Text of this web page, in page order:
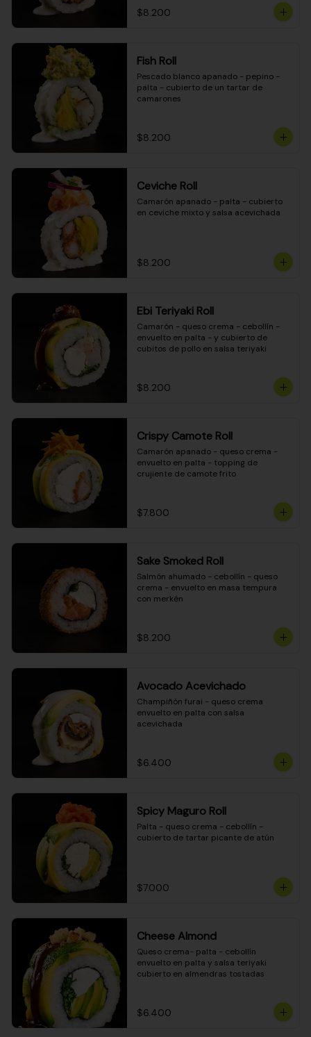
$8.200
Fish Roll
Pescado blanco apanado - pepino -
palta - cubierto de un tartar de
camarones
$8.200
Ceviche Roll
Camarón apanado - palta - cubierto
en ceviche mixto y salsa acevichada
$8.200
Ebi Teriyaki Roll
Camarón - queso crema - cebollín -
envuelto en palta - y cubierto de
cubitos de pollo en salsa teriyaki
$8.200
Crispy Camote Roll
Camarón apanado - queso crema -
envuelto en palta - topping de
crujiente de camote frito
$7.800
Sake Smoked Roll
Salmón ahumado - cebollín - queso
crema - envuelto en masa tempura
con merkén
$8.200
Avocado Acevichado
Champiñón furai - queso crema
envuelto en palta con salsa
acevichada
$6.400
Spicy Maguro Roll
Palta - queso crema - cebollín -
cubierto de tartar picante de atún
$7.000
Cheese Almond
Queso crema- palta - cebollín
envuelto en palta y salsa teriyaki
cubierto en almendras tostadas
$6.400